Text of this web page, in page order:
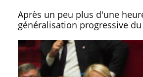
Après un peu plus d'une
généralisation progressive